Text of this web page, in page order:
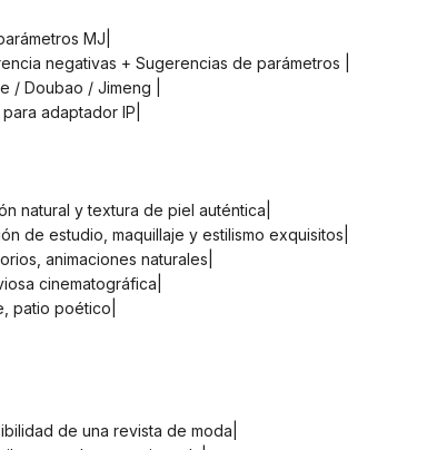
MJ|
negativas + Sugerencias de parámetros |
/ Doubao / Jimeng |
adaptador IP|
natural y textura de piel auténtica|
de estudio, maquillaje y estilismo exquisitos|
animaciones naturales|
cinematográfica|
patio poético|
de una revista de moda|